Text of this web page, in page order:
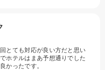
とても対応が良い方だと思い
ホテルはまあ予想通りでした
かったです。